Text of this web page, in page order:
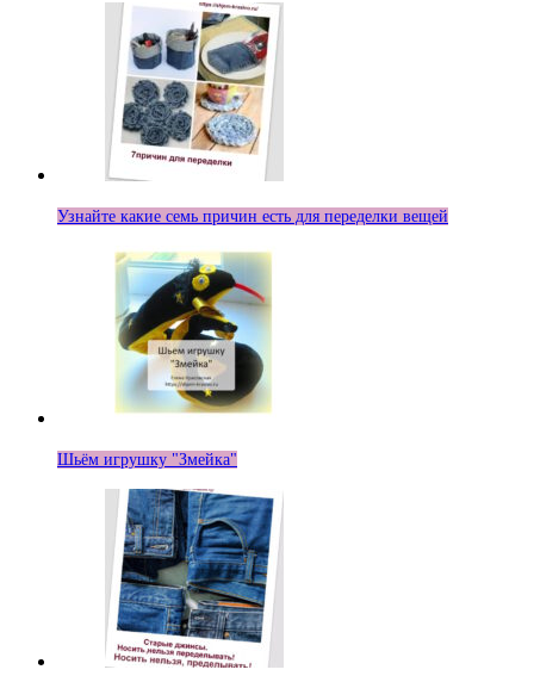
Узнайте какие семь причин есть для переделки вещей
Шьём игрушку "Змейка"